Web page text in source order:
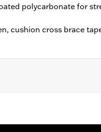
polycarbonate for
cushion cross brace